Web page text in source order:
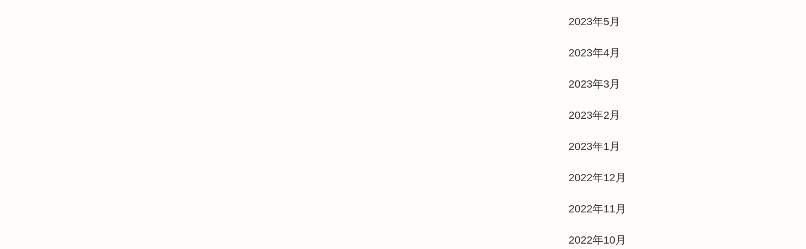
2023年5月
2023年4月
2023年3月
2023年2月
2023年1月
2022年12月
2022年11月
2022年10月